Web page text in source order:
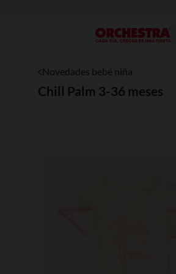
Menú
Novedades bebé niña
Chill Palm 3-36 meses